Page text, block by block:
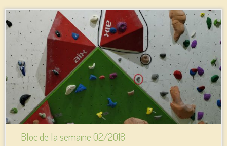
Bloc de la semaine 02/2018